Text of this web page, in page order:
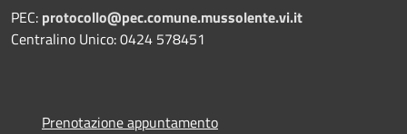
PEC: protocollo@pec.comune.mussolente.vi.it
Centralino Unico: 0424 578451
Prenotazione appuntamento